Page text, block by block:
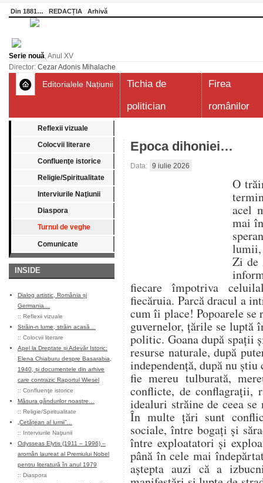
Din 1881… REDACȚIA Arhivă
Serie nouă, Anul XV
Director: Cezar Adonis Mihalache
Editorialele Națiunii
Tichia de
politician
Firea
românilor
Reflexii vizuale
Colocvii literare
Confluenţe istorice
Religie/Spiritualitate
Interviurile Naţiunii
Diaspora
Turnul de veghe
Comunicate
INSIDE
Dialog artistic, România și
Germania…
:: Reflexii vizuale
Străin-n lume, străin acasă…
:: Colocvii literare
Apel la Dreptate și Adevăr Istoric:
Elena Chiaburu despre Basarabia,
1940, și documentele din arhive
care contrazic Raportul Wiesel
:: Confluenţe istorice
Măsura gândurilor noastre…
:: Religie/Spiritualitate
„Cetățean al lumii”…
:: Interviurile Naţiunii
Odysseas Elytis (1911 – 1996) –
aromân laureat al Premiului Nobel
pentru literatură în anul 1979
:: Diaspora
Epoca dihoniei…
Data: 9 iulie 2026
O
acel
mai
Zi de
fiecare împotriva
fiecăruia. Parcă dracul a
cum îi place! Popoarele
guvernelor, țările se luptă
politic. Goana după spații
resurse naturale, după
independență, după nu
fie mereu tulburată,
conflicte, de conflagrații,
idealuri străine de ceea
În multe țări sunt
sociale, între bogați și
între exploatatori și
până în cele mai
aștepta auzi că a